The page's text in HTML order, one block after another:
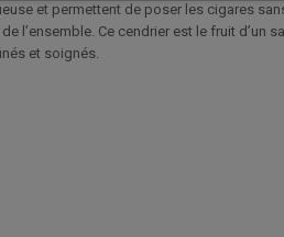
et permettent de poser les cigares
l’ensemble. Ce cendrier est le fruit d’un
et soignés.